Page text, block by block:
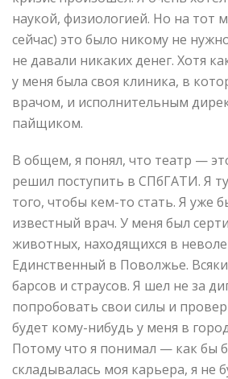
наукой, физиологией. Но на тот
сейчас) это было никому не
не давали никаких денег. Хотя
у меня была своя клиника, в
врачом, и исполнительным
пайщиком.
В общем, я понял, что театр —
решил поступить в СПбГАТИ. Я
того, чтобы кем-то стать. Я уже
известный врач. У меня был
животных, находящихся в
Единственный в Поволжье.
барсов и страусов. Я шел не за
попробовать свои силы и
будет кому-нибудь у меня в
Потому что я понимал — как бы
складывалась моя карьера, я не